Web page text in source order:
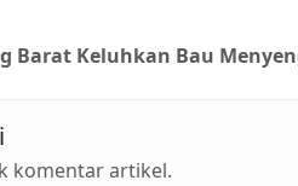
Barat Keluhkan Bau
komentar artikel.